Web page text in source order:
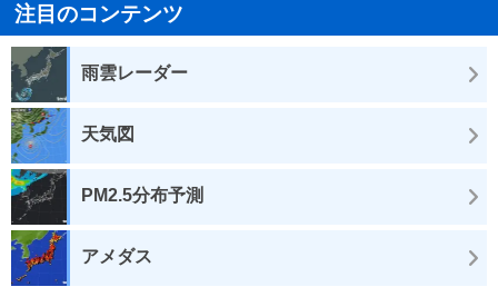
注目のコンテンツ
雨雲レーダー
天気図
PM2.5分布予測
アメダス